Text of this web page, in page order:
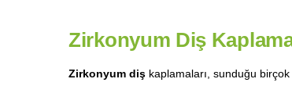
Zirkonyum Diş
Zirkonyum diş kaplamaları, sunduğu